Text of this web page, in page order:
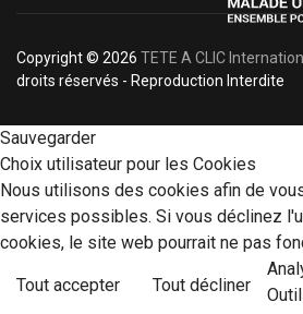
Copyright © 2026 TETE A CLIC
droits réservés - Reproduction Interdite
Sauvegarder
Choix utilisateur pour les Cookies
Nous utilisons des cookies afin de
services possibles. Si vous déclinez
cookies, le site web pourrait ne pas
Tout accepter Tout décliner